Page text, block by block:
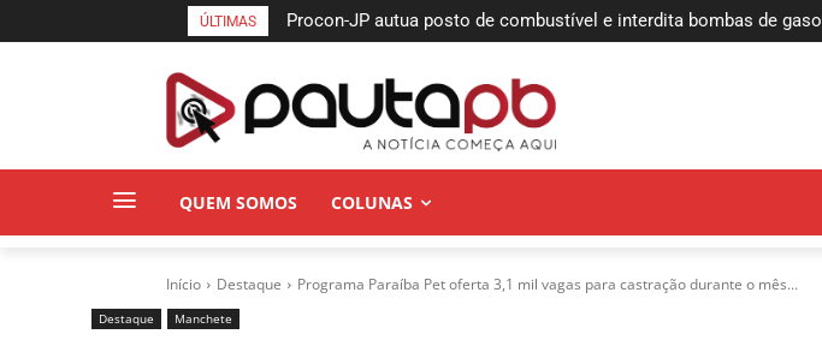
ÚLTIMAS
Procon-JP autua posto de combustível e interdita bombas de gasolina
Semifinais da Taça das Favelas definem finalistas da etapa João
QUEM SOMOS COLUNAS
Início Destaque Programa Paraíba Pet oferta 3,1 mil vagas para castração durante o mês...
Destaque Manchete